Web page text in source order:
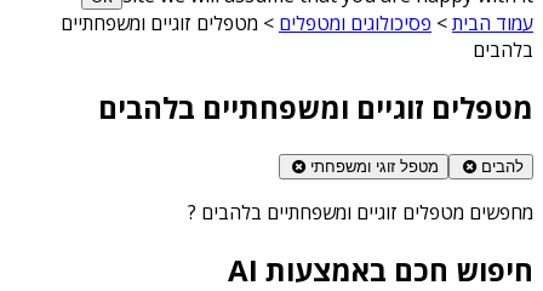
עמוד הבית> פסיכולוגים ומטפלים > מטפלים זוגיים ומשפחתיים
בלהבים
מטפלים זוגיים ומשפחתיים בלהבים
להבים מטפל זוגי ומשפחתי
מחפשים מטפלים זוגיים ומשפחתיים בלהבים ?
חיפוש חכם באמצעות AI